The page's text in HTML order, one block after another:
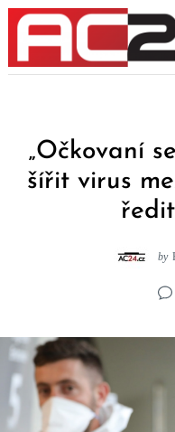
Skip
content
„Očkovaní
šířit virus
by